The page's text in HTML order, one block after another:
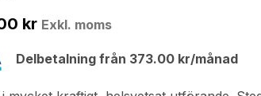
Delbetalning från 373.00 kr/månad
kr Exkl. moms